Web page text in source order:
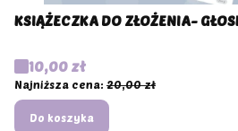
KSIĄŻECZKA DO ZŁOŻENIA-
Cena promocyjna
10,00 zł
Najniższa cena: 20,00 zł
Do koszyka